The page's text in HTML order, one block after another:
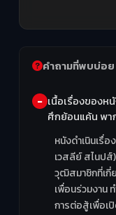
คำถามที่พบบ่อย
เนื้อเรื่องของห
ศึกย้อนแค้น พา
หนังดำเนินเรื่
เวสลีย์ สไนป
วุฒิสมาชิกที่เกี่
เพื่อนร่วมงาน
การต่อสู้เพื่อเ